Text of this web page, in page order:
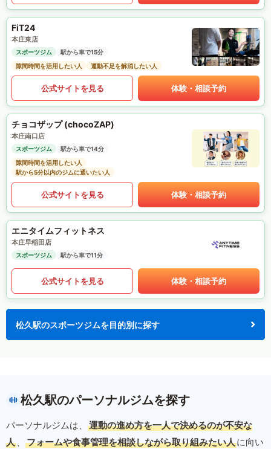
FiT24
本庄東店
スポーツジム
駅から車で15分
隙間時間を活用したい人
運動不足を解消したい人
公式サイトを見る 体験・相談予約
チョコザップ (chocoZAP)
本庄南口店
スポーツジム
駅から車で14分
隙間時間を活用したい人
駅から5分以内のジムに通いたい人
公式サイトを見る 体験・相談予約
エニタイムフィットネス
本庄早稲田店
スポーツジム 駅から車で11分
公式サイトを見る 体験・相談予約
松久駅のスポーツジムを目的別に探す
松久駅のパーソナルジムを探す
パーソナルジムは、
運動の進め方を一人で決めるのが不安な
人 、 フォームや食事管理を相談しながら取り組みたい人に向い